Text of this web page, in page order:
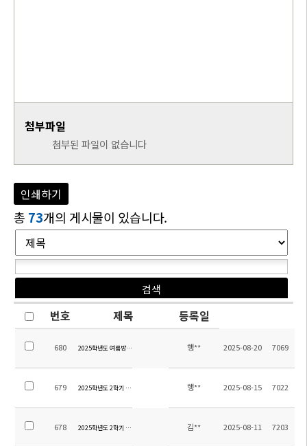
첨부파일
첨부된 파일이 없습니다
인쇄하기
총 73개의 게시물이 있습니다.
번호 제목 등록일
680 2025학년도 여름방학 기간 학교시설 개선사항 안내
행** 2025-08-20 7069
679 2025학년도 2학기 전체학생 스쿨버스 탑승자 명단 및 노선
행** 2025-08-15 7022
678 2025학년도 2학기 오케스트라 신입 단원 오디션 지정곡 알림
김** 2025-08-11 7203